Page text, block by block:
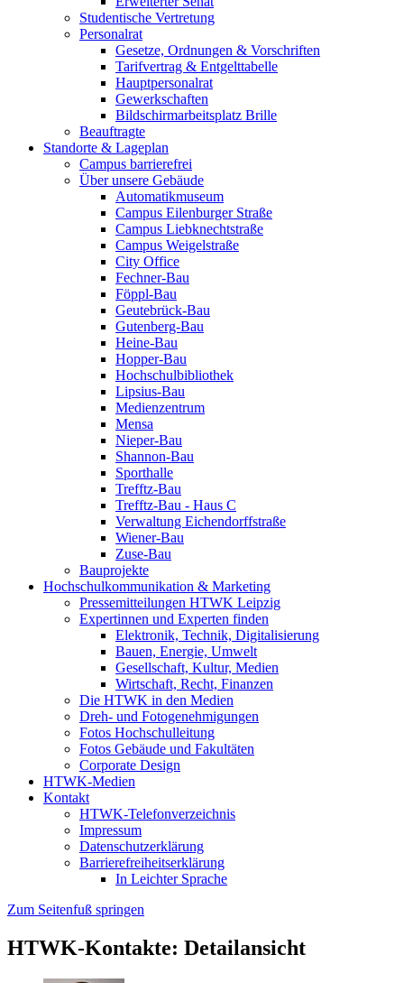
Studentische Vertretung
Personalrat
Gesetze, Ordnungen & Vorschriften
Tarifvertrag & Entgelttabelle
Hauptpersonalrat
Gewerkschaften
Bildschirmarbeitsplatz Brille
Beauftragte
Standorte & Lageplan
Campus barrierefrei
Über unsere Gebäude
Automatikmuseum
Campus Eilenburger Straße
Campus Liebknechtstraße
Campus Weigelstraße
City Office
Fechner-Bau
Föppl-Bau
Geutebrück-Bau
Gutenberg-Bau
Heine-Bau
Hopper-Bau
Hochschulbibliothek
Lipsius-Bau
Medienzentrum
Mensa
Nieper-Bau
Shannon-Bau
Sporthalle
Trefftz-Bau
Trefftz-Bau - Haus C
Verwaltung Eichendorffstraße
Wiener-Bau
Zuse-Bau
Bauprojekte
Hochschulkommunikation & Marketing
Pressemitteilungen HTWK Leipzig
Expertinnen und Experten finden
Elektronik, Technik, Digitalisierung
Bauen, Energie, Umwelt
Gesellschaft, Kultur, Medien
Wirtschaft, Recht, Finanzen
Die HTWK in den Medien
Dreh- und Fotogenehmigungen
Fotos Hochschulleitung
Fotos Gebäude und Fakultäten
Corporate Design
HTWK-Medien
Kontakt
HTWK-Telefonverzeichnis
Impressum
Datenschutzerklärung
Barrierefreiheitserklärung
In Leichter Sprache
Zum Seitenfuß springen
HTWK-Kontakte: Detailansicht